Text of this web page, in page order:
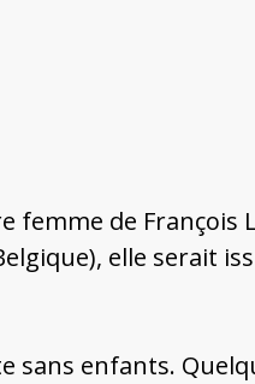
de François
elle serait
sans enfants.